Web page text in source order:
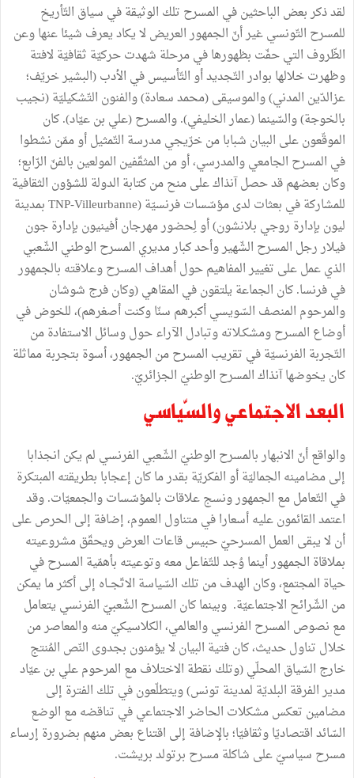
لقدذكربعض الباحثينفي المسرح تلك الوثيقةفي سياق التّأريخ
للمسرح التّونسيغيرأنّ الجمهورالعريض لايكاديعرف شيئاعنهاوعن
الظّروف التيحفّت بظهورهافيمرحلة شهدتحركيّة ثقافيّة لافتة
وظهرتخلالها بوادرالتّجديدأوالتّأسيسفي الأدب(البشيرخريّف؛
عزالدّين المدني)والموسيقى(محمدسعادة)والفنون التّشكيليّة(نجيب
بالخوجة)والسّينما(عمارالخليفي).والمسرح(علي بنعيّاد).كان
الموقّعونعلى البيان شبابامنخرّيجيمدرسة التّمثيلأوممّن نشطوا
في المسرح الجامعيوالمدرسي،أومن المثقّفين المولعين بالفنّ الرّابع؛
وكان بعضهمقدحصلآنذاكعلىمنحمنكتابة الدولة للشؤون الثقافية
للمشاركةفي بعثات لدىمؤسّساتفرنسيّة(
TNP-Villeurbanneبمدينة
ليون بإدارة روجي بلانشون)أولِحضورمهرجانأفينيون بإدارةجون
فيلاررجل المسرح الشّهيروأحدكبارمديري المسرح الوطني الشّعبي
الذيعملعلى تغييرالمفاهيمحولأهداف المسرحوعلاقته بالجمهور
فيفرنسا.كان الجماعة يلتقونفي المقاهي(وكانفرج شوشان
والمرحوم المنصف السّويسيأكبرهم سنّاوكنتأصغرهم)،للخوضفي
أوضاع المسرحومشكـلاتهوتبادل الآراءحولوسائل الاستفادةمن
التّجربة الفرنسيّةفي تقريب المسرحمن الجمهور،أسوة بتجربةمماثلة
كان يخوضهاآنذاكالمسرح الوطنيّ الجزائريّ.
البعد الاجتماعي والسّياسي
والواقعأنّ الانبهاربالمسرح الوطنيّ الشّعبي الفرنسي لم يكن انجذابا
إلىمضامينه الجماليّةأوالفكريّة بقدرماكان إعجابا بطريقته المبتكرة
في التّعاملمع الجمهورونسجعلاقات بالمؤسّساتوالجمعيّات.وقد
اعتمدالقائمونعليهأسعارافيمتناول العموم،إضافة إلى الحرصعلى
أن لايبقى العمل المسرحيّحبيسقاعات العرضويحقّقمشروعيته
بملاقاة الجمهورأينماوُجدللتّفاعلمعهوتوعيته بأهمّية المسرحفي
حياة المجتمع،وكان الهدفمن تلك السّياسة الاتّجــاه إلىأكثرما يمكن
من الشّرائح الاجتماعيّة. وبينماكان المسرح الشّعبيّ الفرنسي يتعامل
مع نصوص المسرح الفرنسيوالعالمي،الكلاسيكيّمنهوالمعاصرمن
خلال تناولحديث،كانفتية البيان لايؤمنون بجدوى النّص المُنتج
خارج السّياق المحلّي(وتلك نقطة الاختلافمع المرحومعلي بنعيّاد
مديرالفرقة البلديّة لمدينة تونس)ويتطلّعونفي تلك الفترة إلى
مضامين تعكسمشكلات الحاضرالاجتماعيفي تناقضهمع الوضع
السّائداقتصاديّاوثقافيّا؛بالإضافة إلى اقتناع بعضمنهم بضرورة إرساء
مسرح سياسيّعلى شاكلةمسرح برتولدبريشت.